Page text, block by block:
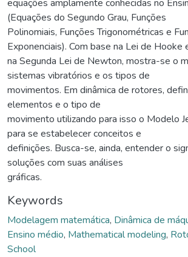
equações amplamente conhecidas no
(Equações do Segundo Grau, Funções
Polinomiais, Funções Trigonométricas e
Exponenciais). Com base na Lei de Hooke
na Segunda Lei de Newton, mostra-se o
sistemas vibratórios e os tipos de
movimentos. Em dinâmica de rotores,
elementos e o tipo de
movimento utilizando para isso o Modelo
para se estabelecer conceitos e
definições. Busca-se, ainda, entender o
soluções com suas análises
gráficas.
Keywords
Modelagem matemática, Dinâmica de
Ensino médio, Mathematical modeling,
School